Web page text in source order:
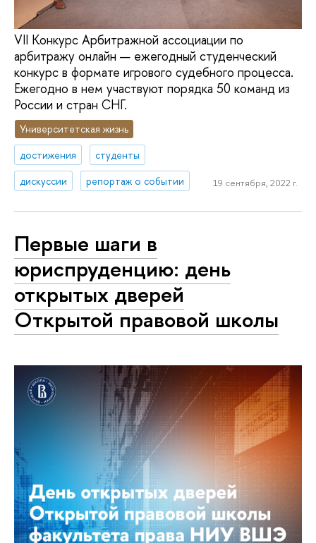
VII Конкурс Арбитражной ассоциации по
арбитражу онлайн — ежегодный студенческий
конкурс в формате игрового судебного процесса.
Ежегодно в нем участвуют порядка 50 команд из
России и стран СНГ.
Университетская жизнь
достижения
студенты
дискуссии
репортаж о событии 19 сентября, 2022 г.
Первые шаги в
юриспруденцию: день
открытых дверей
Открытой правовой школы